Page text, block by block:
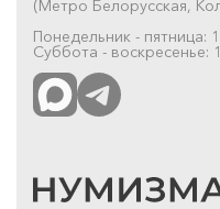
(Метро Белорусская,
Понедельник - пятница:
Суббота - воскресенье: